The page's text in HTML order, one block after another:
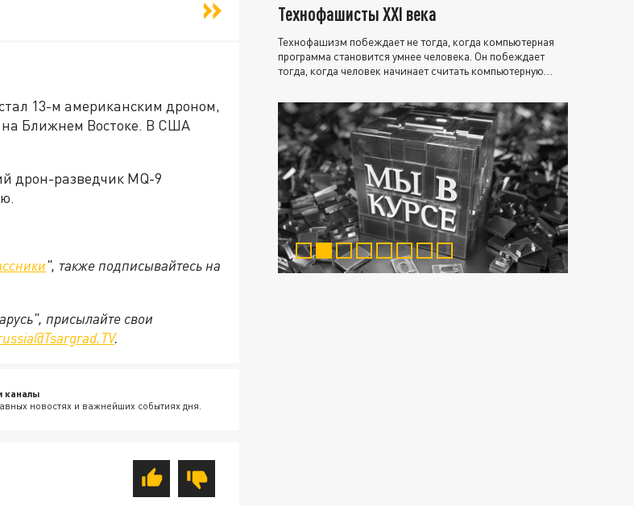
13-м американским дроном,
Ближнем Востоке. В США
дрон-разведчик MQ-9
", также подписывайтесь на
присылайте свои
.
каналы
новостях и важнейших событиях дня.
Технофашисты XXI века
Технофашизм побеждает не тогда, когда компьютерная
программа становится умнее человека. Он побеждает
тогда, когда человек начинает считать компьютерную